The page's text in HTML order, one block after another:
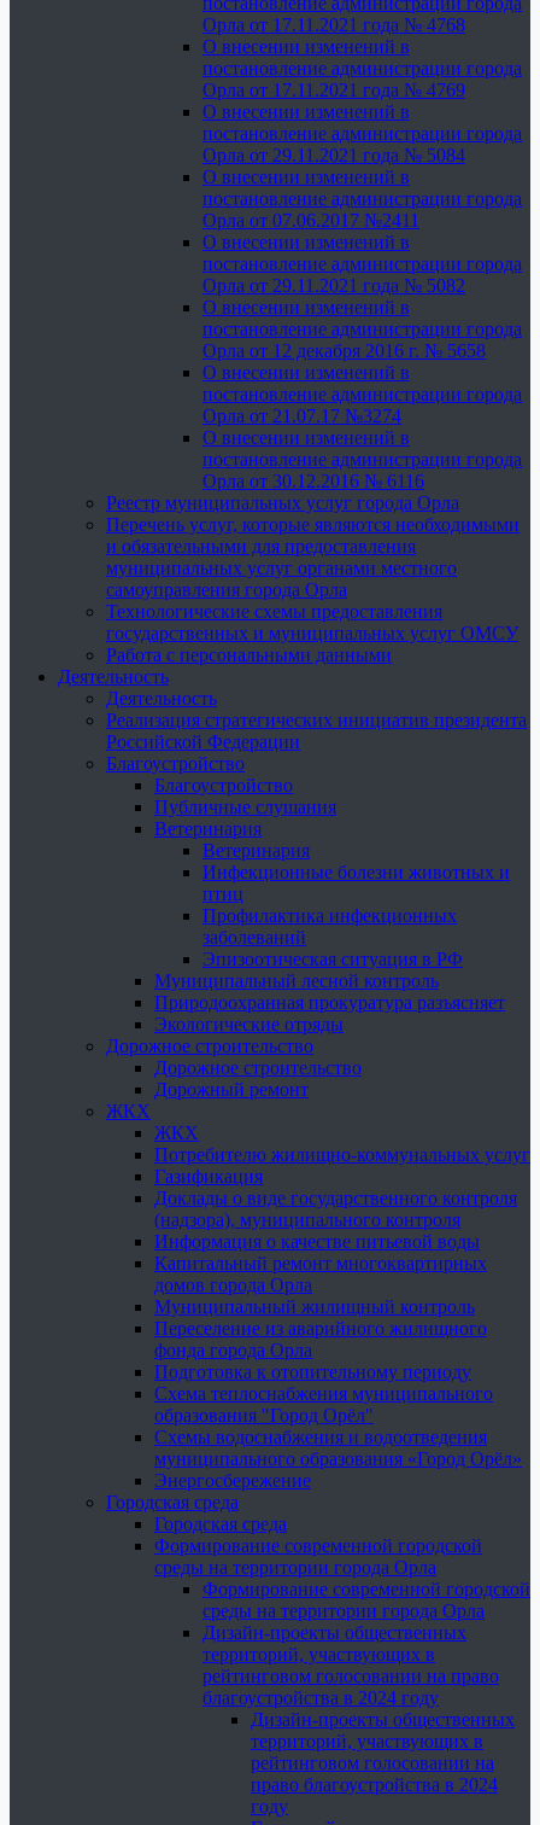
Орла от 17.11.2021 года № 4768
О внесении изменений в
постановление администрации города
Орла от 17.11.2021 года № 4769
О внесении изменений в
постановление администрации города
Орла от 29.11.2021 года № 5084
О внесении изменений в
постановление администрации города
Орла от 07.06.2017 №2411
О внесении изменений в
постановление администрации города
Орла от 29.11.2021 года № 5082
О внесении изменений в
постановление администрации города
Орла от 12 декабря 2016 г. № 5658
О внесении изменений в
постановление администрации города
Орла от 21.07.17 №3274
О внесении изменений в
постановление администрации города
Орла от 30.12.2016 № 6116
Реестр муниципальных услуг города Орла
Перечень услуг, которые являются необходимыми
и обязательными для предоставления
муниципальных услуг органами местного
самоуправления города Орла
Технологические схемы предоставления
государственных и муниципальных услуг ОМСУ
Работа с персональными данными
Деятельность
Деятельность
Реализация стратегических инициатив президента
Российской Федерации
Благоустройство
Благоустройство
Публичные слушания
Ветеринария
Ветеринария
Инфекционные болезни животных и
птиц
Профилактика инфекционных
заболеваний
Эпизоотическая ситуация в РФ
Муниципальный лесной контроль
Природоохранная прокуратура разъясняет
Экологические отряды
Дорожное строительство
Дорожное строительство
Дорожный ремонт
ЖКХ
ЖКХ
Потребителю жилищно-коммунальных услуг
Газификация
Доклады о виде государственного контроля
(надзора), муниципального контроля
Информация о качестве питьевой воды
Капитальный ремонт многоквартирных
домов города Орла
Муниципальный жилищный контроль
Переселение из аварийного жилищного
фонда города Орла
Подготовка к отопительному периоду
Схема теплоснабжения муниципального
образования "Город Орёл"
Схемы водоснабжения и водоотведения
муниципального образования «Город Орёл»
Энергосбережение
Городская среда
Городская среда
Формирование современной городской
среды на территории города Орла
Формирование современной городской
среды на территории города Орла
Дизайн-проекты общественных
территорий, участвующих в
рейтинговом голосовании на право
благоустройства в 2024 году
Дизайн-проекты общественных
территорий, участвующих в
рейтинговом голосовании на
право благоустройства в 2024
году